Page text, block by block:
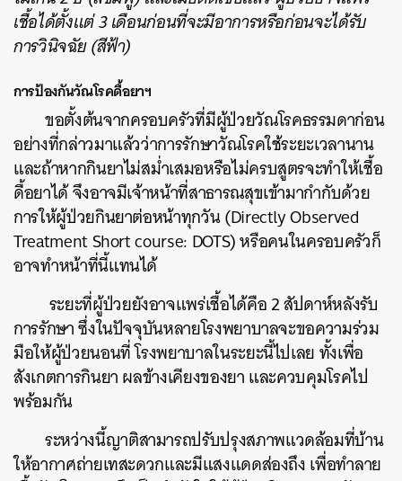
เชื้อได้ตั้งแต่ 3 เดือนก่อนที่จะมีอาการหรือก่อนจะได้รับ
การวินิจฉัย (สีฟ้า)
การป้องกันวัณโรคดื้อยาฯ
ขอตั้งต้นจากครอบครัวที่มีผู้ป่วยวัณโรคธรรมดาก่อน
อย่างที่กล่าวมาแล้วว่าการรักษาวัณโรคใช้ระยะเวลานาน
และถ้าหากกินยาไม่สม่ำเสมอหรือไม่ครบสูตรจะทำให้เชื้อ
ดื้อยาได้ จึงอาจมีเจ้าหน้าที่สาธารณสุขเข้ามากำกับด้วย
การให้ผู้ป่วยกินยาต่อหน้าทุกวัน (Directly Observed
Treatment Short course: DOTS) หรือคนในครอบครัวก็
อาจทำหน้าที่นี้แทนได้
ระยะที่ผู้ป่วยยังอาจแพร่เชื้อได้คือ 2 สัปดาห์หลังรับ
การรักษา ซึ่งในปัจจุบันหลายโรงพยาบาลจะขอความร่วม
มือให้ผู้ป่วยนอนที่ โรงพยาบาลในระยะนี้ไปเลย ทั้งเพื่อ
สังเกตการกินยา ผลข้างเคียงของยา และควบคุมโรคไป
พร้อมกัน
ระหว่างนี้ญาติสามารถปรับปรุงสภาพแวดล้อมที่บ้าน
ให้อากาศถ่ายเทสะดวกและมีแสงแดดส่องถึง เพื่อทำลาย
ค้นหา
SHARE